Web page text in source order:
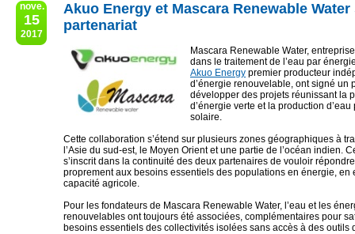
nove.
15
2017
Akuo Energy et Mascara Renewable
partenariat
Mascara Renewable Water,
dans le traitement de l’eau par
Akuo Energy premier producteur
d’énergie renouvelable, ont signé un
développer des projets réunissant la
d’énergie verte et la production
solaire.
Cette collaboration s’étend sur plusieurs zones géographiques à
l’Asie du sud-est, le Moyen Orient et une partie de l’océan indien.
s’inscrit dans la continuité des deux partenaires de vouloir
proprement aux besoins essentiels des populations en énergie, en
capacité agricole.
Pour les fondateurs de Mascara Renewable Water, l’eau et les
renouvelables ont toujours été associées, complémentaires pour
besoins essentiels des collectivités isolées sans accès à des outils